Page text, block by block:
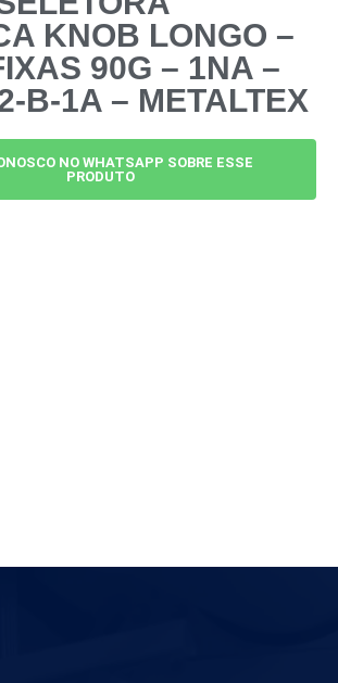
KNOB LONGO –
90G – 1NA –
B-1A – METALTEX
NO WHATSAPP SOBRE ESSE
PRODUTO